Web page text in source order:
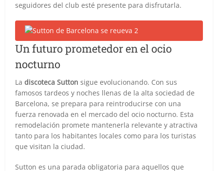
seguidores del club esté presente para disfrutarla.
Un futuro prometedor en el ocio
nocturno
Ladiscoteca Sutton sigue evolucionando. Con sus
famosos tardeos y noches llenas de la alta sociedad de
Barcelona, se prepara para reintroducirse con una
fuerza renovada en el mercado del ocio nocturno. Esta
remodelación promete mantenerla relevante y atractiva
tanto para los habitantes locales como para los turistas
que visitan la ciudad.
Sutton es una parada obligatoria para aquellos que